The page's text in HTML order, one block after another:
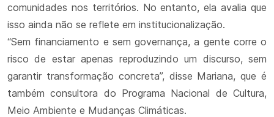
comunidades nos territórios. No entanto, ela avalia que
isso ainda não se reflete em institucionalização.
“Sem financiamento e sem governança, a gente corre o
risco de estar apenas reproduzindo um discurso, sem
garantir transformação concreta”, disse Mariana, que é
também consultora do Programa Nacional de Cultura,
Meio Ambiente e Mudanças Climáticas.